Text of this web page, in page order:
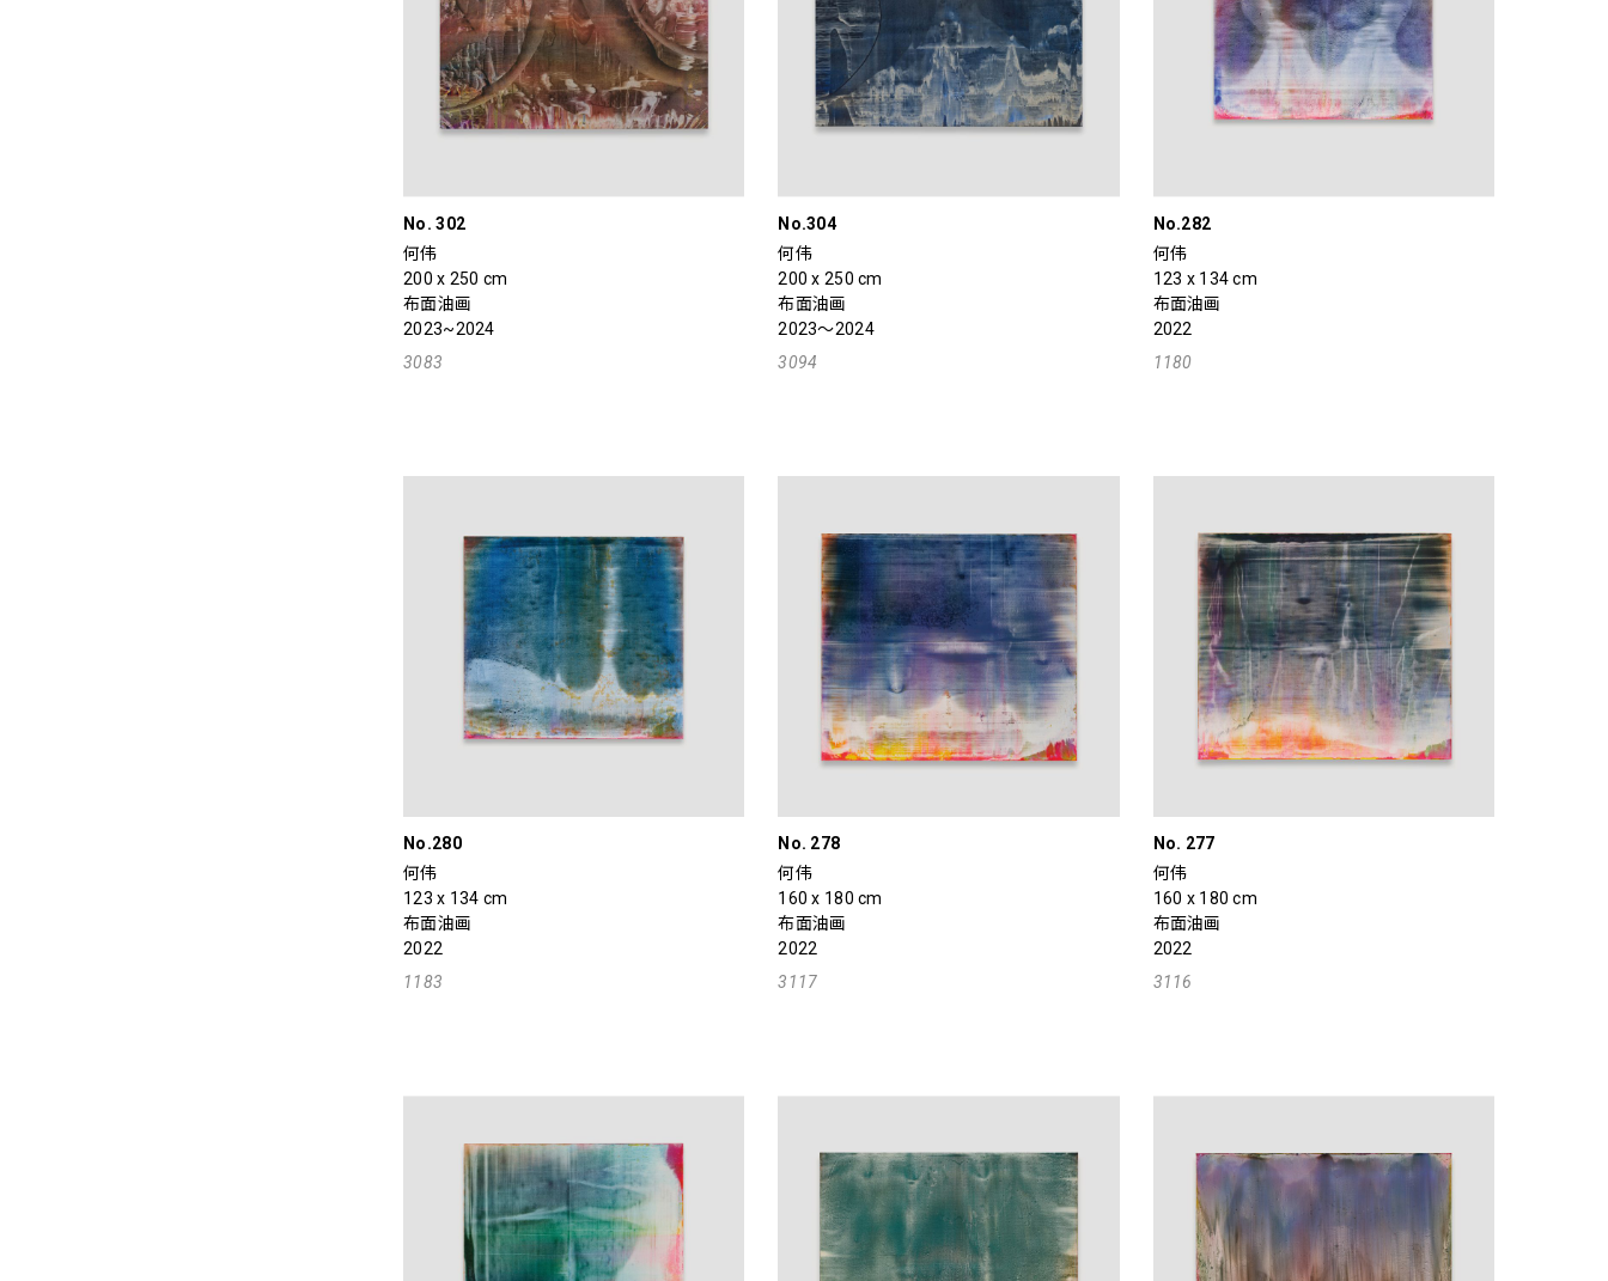
No. 302
何伟
200 x 250 cm
布面油画
2023~2024
3083
No.304
何伟
200 x 250 cm
布面油画
2023～2024
3094
No.282
何伟
123 x 134 cm
布面油画
2022
1180
No.280
何伟
123 x 134 cm
布面油画
2022
1183
No. 278
何伟
160 x 180 cm
布面油画
2022
3117
No. 277
何伟
160 x 180 cm
布面油画
2022
3116